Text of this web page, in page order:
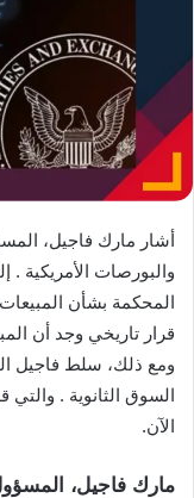
أشار مارك فاجيل،
ومع ذلك، سلط فاجيل
السوق الثانوية . والتي
الآن.
مارك فاجيل،